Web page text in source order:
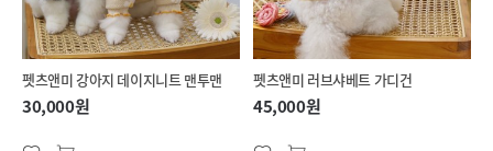
펫츠앤미 강아지 데이지니트 맨투맨
30,000원
펫츠앤미 러브샤베트 가디건
45,000원